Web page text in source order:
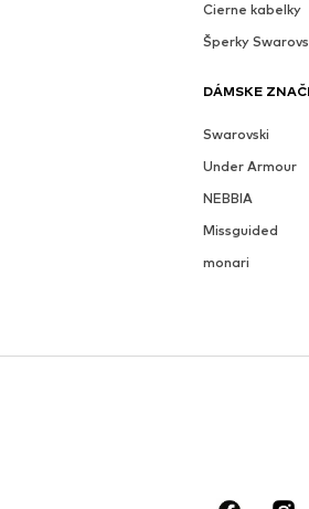
Cierne kabelky
Šperky
DÁMSKE
Swarovski
Under Armour
NEBBIA
Missguided
monari